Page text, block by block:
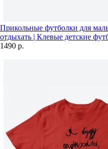
Прикольные футболки для
отдыхать | Клевые детские
1490 р.